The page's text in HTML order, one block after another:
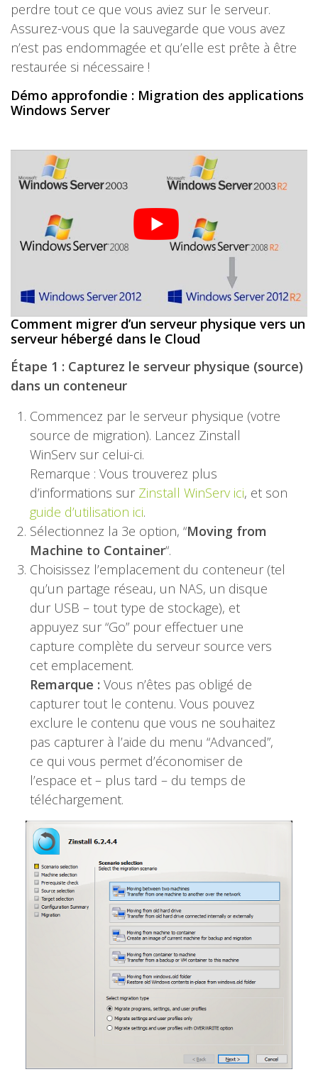
perdre tout ce que vous aviez sur le serveur.
Assurez-vous que la sauvegarde que vous avez
n’est pas endommagée et qu’elle est prête à être
restaurée si nécessaire !
Démo approfondie : Migration des applications
Windows Server
Comment migrer d’un serveur physique vers un
serveur hébergé dans le Cloud
Étape 1 : Capturez le serveur physique (source)
dans un conteneur
Commencez par le serveur physique (votre
source de migration). Lancez Zinstall
WinServ sur celui-ci.
Remarque : Vous trouverez plus
d’informations sur Zinstall WinServ ici, et son
guide d’utilisation ici.
Sélectionnez la 3e option, “Moving from
Machine to Container“.
Choisissez l’emplacement du conteneur (tel
qu’un partage réseau, un NAS, un disque
dur USB – tout type de stockage), et
appuyez sur “Go” pour effectuer une
capture complète du serveur source vers
cet emplacement.
Remarque : Vous n’êtes pas obligé de
capturer tout le contenu. Vous pouvez
exclure le contenu que vous ne souhaitez
pas capturer à l’aide du menu “Advanced”,
ce qui vous permet d’économiser de
l’espace et – plus tard – du temps de
téléchargement.